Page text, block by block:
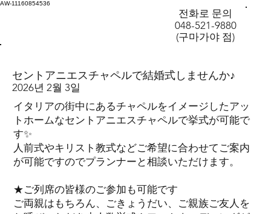
AW-11160854536
전화로 문의
048-521-9880
(구마가야 점)
セントアニエスチャペルで結婚式しませんか♪
2026년 2월 3일
イタリアの街中にあるチャペルをイメージしたアッ
トホームなセントアニエスチャペルで挙式が可能で
す✨
人前式やキリスト教式などご希望に合わせてご案内
が可能ですのでプランナーと相談いただけます。
★ご列席の皆様のご参加も可能です
ご両親はもちろん、ごきょうだい、ご親族ご友人を